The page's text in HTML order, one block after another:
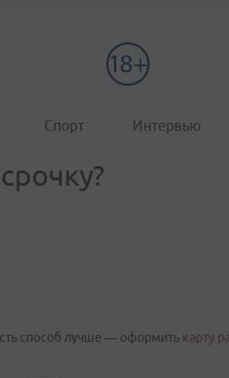
Спорт Интервью
способ лучше — оформить карту